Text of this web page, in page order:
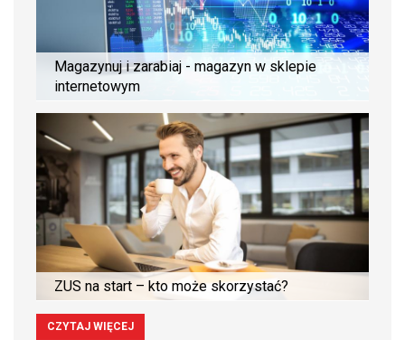
Magazynuj i zarabiaj - magazyn w sklepie
internetowym
ZUS na start – kto może skorzystać?
CZYTAJ WIĘCEJ